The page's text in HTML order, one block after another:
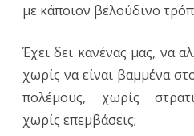
με κάποιον βελούδινο
Έχει δει κανένας μας, να
χωρίς να είναι βαμμένα
πολέμους, χωρίς
χωρίς επεμβάσεις;